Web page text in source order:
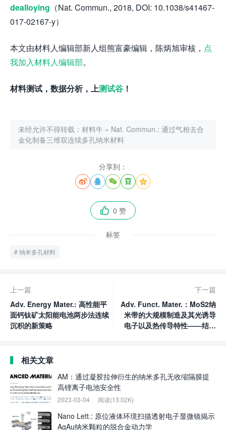
dealloying （Nat. Commun., 2018, DOI: 10.1038/s41467-
017-02167-y）
本文由材料人编辑部新人组熊富豪编辑，陈炳旭审核， 点
我加入材料人编辑部。
材料测试，数据分析，上测试谷 ！
未经允许不得转载： 材料牛 » Nat. Commun.: 通过气相去合
金化制备三维双连续多孔纳米材料
分享到：
    
 0 赞
标签
纳米多孔材料
上一篇
Adv. Energy Mater.: 高性能平
面钙钛矿太阳能电池两步法连续
沉积的新策略
下一篇
Adv. Funct. Mater.：MoS2纳
米带的大规模制造及其光诱导
电子以及热传导特性——结构
相关文章
AM：通过凝胶拉伸衍生的纳米多孔无收缩隔膜提
高锂离子电池安全性
2023-03-04 阅读(13.02K)
Nano Lett.: 原位液体环境扫描透射电子显微镜揭示
AgAu纳米颗粒的脱合金动力学